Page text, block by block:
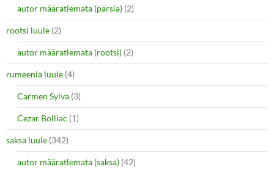
autor määratlemata (pärsia) (2)
rootsi luule (2)
autor määratlemata (rootsi) (2)
rumeenia luule (4)
Carmen Sylva (3)
Cezar Bolliac (1)
saksa luule (342)
autor määratlemata (saksa) (42)